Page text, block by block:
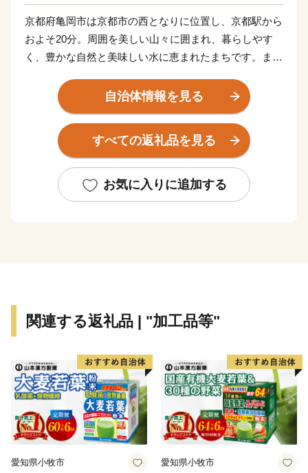
京都府亀岡市は京都市の西となりに位置し、京都駅から
およそ20分。周囲を美しい山々に囲まれ、暮らしやす
く、豊かな自然と美味しい水に恵まれたまちです。ま
ど日本の歴史が変わる発信点となったまちでもありま
秋から春にかけては、亀岡盆地一帯に発生する「丹波
霧」が、亀岡を象徴する風景として知られています。特
しく、絶景をお楽しみいただけます。
自治体情報を見る
すべての返礼品を見る
お気に入りに追加する
関連する返礼品 | "加工品等"
愛知県小牧市 愛知県小牧市